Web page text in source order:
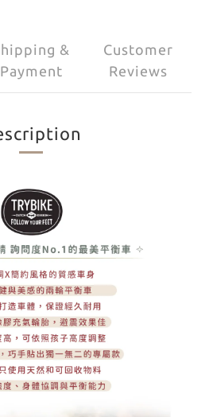
&
Payment
Customer
Reviews